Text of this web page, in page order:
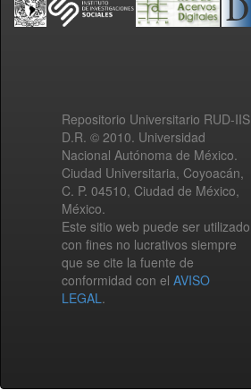
Repositorio Universitario RUD-IIS
D.R. © 2010. Universidad
Nacional Autónoma de México.
Ciudad Universitaria, Coyoacán,
C. P. 04510, Ciudad de México,
México.
Este sitio web puede ser utilizado
con fines no lucrativos siempre
que se cite la fuente de
conformidad con el AVISO
LEGAL.